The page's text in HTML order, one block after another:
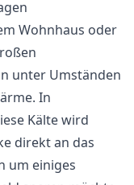
Wohnhaus oder
unter Umständen
In
Kälte wird
direkt an das
um einiges